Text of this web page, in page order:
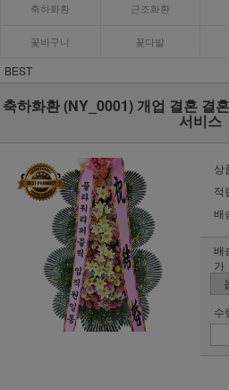
축하화환 근조화환
꽃바구니 꽃다발
BEST
축하화환 (NY_0001) 개업 결혼 결
서비스
상
적
배
배
가
수